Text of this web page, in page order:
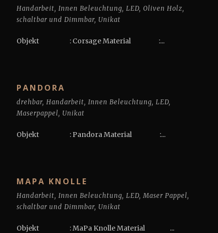
Handarbeit, Innen Beleuchtung, LED, Oliven Holz,
schaltbar und Dimmbar, Unikat
Objekt : Corsage Material :...
PANDORA
drehbar, Handarbeit, Innen Beleuchtung, LED,
Maserpappel, Unikat
Objekt : Pandora Material :...
MAPA KNOLLE
Handarbeit, Innen Beleuchtung, LED, Maser Pappel,
schaltbar und Dimmbar, Unikat
Objekt : MaPa Knolle Material ...